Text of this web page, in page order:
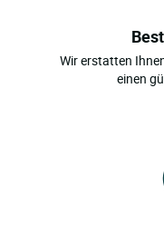
Wir erstatten
einen